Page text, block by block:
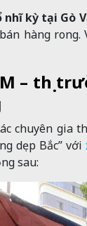
kỳ tại Gò
hàng
– thị
chuyên gia
dẹp Bắc” với
sau: